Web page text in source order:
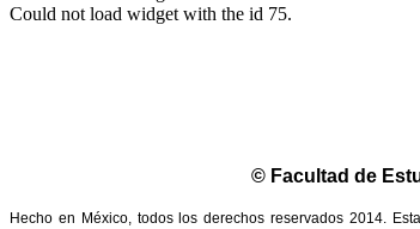
Could not load widget with the id 75.
© Facultad de
Hecho en México, todos los derechos reservados 2014.